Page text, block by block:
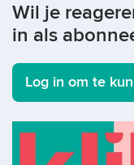
Wil je
in als
Log in om te